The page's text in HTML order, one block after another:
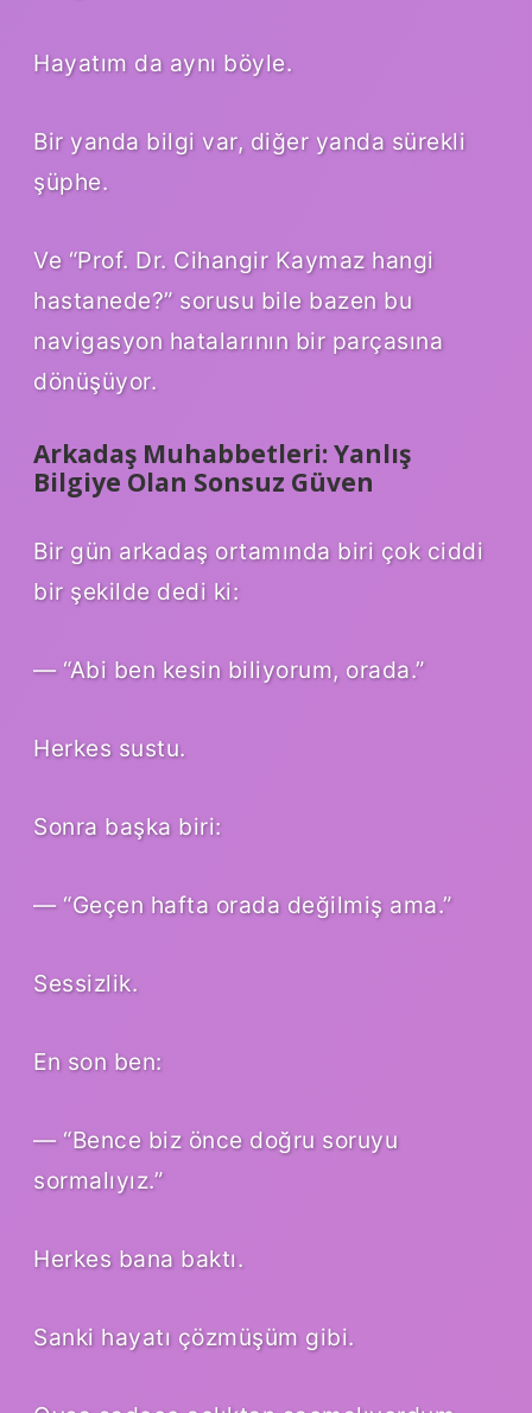
Hayatım da aynı böyle.
Bir yanda bilgi var, diğer yanda sürekli
şüphe.
Ve “Prof. Dr. Cihangir Kaymaz hangi
hastanede?” sorusu bile bazen bu
navigasyon hatalarının bir parçasına
dönüşüyor.
Arkadaş Muhabbetleri: Yanlış
Bilgiye Olan Sonsuz Güven
Bir gün arkadaş ortamında biri çok ciddi
bir şekilde dedi ki:
— “Abi ben kesin biliyorum, orada.”
Herkes sustu.
Sonra başka biri:
— “Geçen hafta orada değilmiş ama.”
Sessizlik.
En son ben:
— “Bence biz önce doğru soruyu
sormalıyız.”
Herkes bana baktı.
Sanki hayatı çözmüşüm gibi.